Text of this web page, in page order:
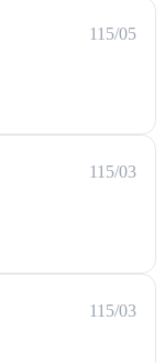
115/05
115/03
115/03